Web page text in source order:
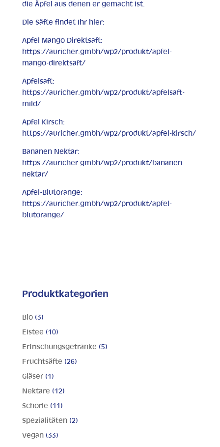
die Äpfel aus denen er gemacht ist.
Die Säfte findet Ihr hier:
Apfel Mango Direktsaft:
https://auricher.gmbh/wp2/produkt/apfel-
mango-direktsaft/
Apfelsaft:
https://auricher.gmbh/wp2/produkt/apfelsaft-
mild/
Apfel Kirsch:
https://auricher.gmbh/wp2/produkt/apfel-kirsch/
Bananen Nektar:
https://auricher.gmbh/wp2/produkt/bananen-
nektar/
Apfel-Blutorange:
https://auricher.gmbh/wp2/produkt/apfel-
blutorange/
Produktkategorien
Bio (3)
Eistee (10)
Erfrischungsgetränke (5)
Fruchtsäfte (26)
Gläser (1)
Nektare (12)
Schorle (11)
Spezialitäten (2)
Vegan (33)